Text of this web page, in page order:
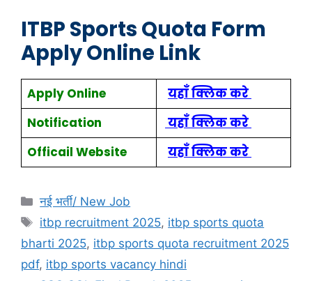
ITBP Sports Quota Form
Apply Online Link
Apply Online
यहाँ क्लिक करे
Notification
यहाँ क्लिक करे
Officail Website
यहाँ क्लिक करे
नई भर्ती/ New Job
itbp recruitment 2025, itbp sports quota
bharti 2025, itbp sports quota recruitment 2025
pdf, itbp sports vacancy hindi